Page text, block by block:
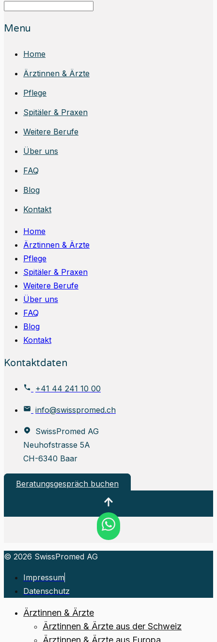
Menu
Home
Ärztinnen & Ärzte
Pflege
Spitäler & Praxen
Weitere Berufe
Über uns
FAQ
Blog
Kontakt
Home
Ärztinnen & Ärzte
Pflege
Spitäler & Praxen
Weitere Berufe
Über uns
FAQ
Blog
Kontakt
Kontaktdaten
+41 44 241 10 00
info@swisspromed.ch
SwissPromed AG
Neuhofstrasse 5A
CH-6340 Baar
Beratungsgespräch buchen
© 2026 SwissPromed AG
Impressum
Datenschutz
Ärztinnen & Ärzte
Ärztinnen & Ärzte aus der Schweiz
Ärztinnen & Ärzte aus Europa